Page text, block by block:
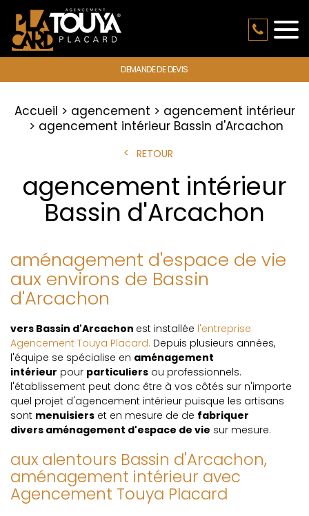
DEMANDE DE DEVIS
Accueil agencement
agencement intérieur
agencement intérieur Bassin d'Arcachon
RETOUR
agencement intérieur
Bassin d'Arcachon
aménagement d'espace de vie
aux environs de Bassin
d'Arcachon
vers Bassin d'Arcachon est installée l'entreprise
Agencement Touya Placard. Depuis plusieurs années,
l'équipe se spécialise en aménagement
intérieur pour particuliers ou professionnels.
l'établissement peut donc être à vos côtés sur n'importe
quel projet d'agencement intérieur puisque les artisans
sont menuisiers et en mesure de de fabriquer
divers aménagement d'espace de vie sur mesure.
aux alentours Bassin d'Arcachon,
aménagement intérieur avec
Agencement Touya Placard